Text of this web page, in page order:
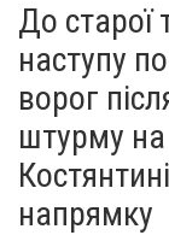
До старої
наступу
ворог
штурму на
напрямку